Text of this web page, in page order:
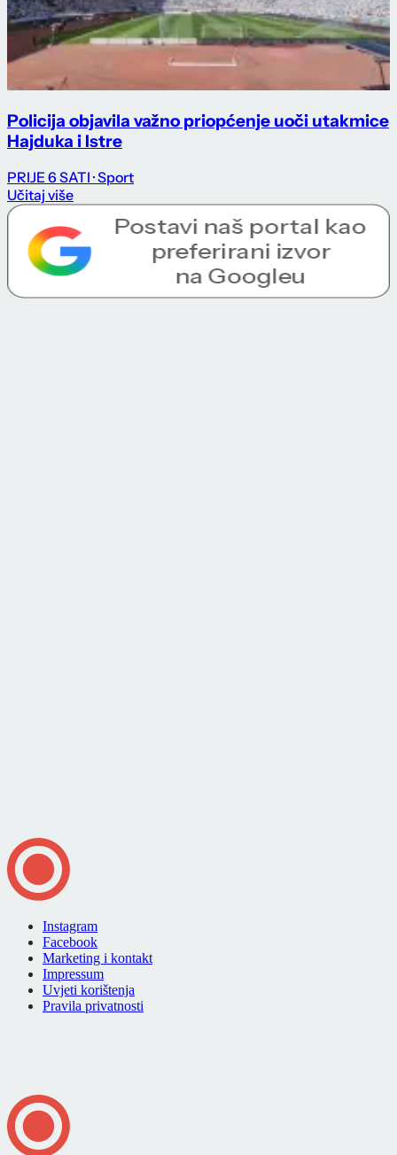
Policija objavila važno priopćenje uoči utakmice
Hajduka i Istre
PRIJE 6 SATI · Sport
Učitaj više
Instagram
Facebook
Marketing i kontakt
Impressum
Uvjeti korištenja
Pravila privatnosti